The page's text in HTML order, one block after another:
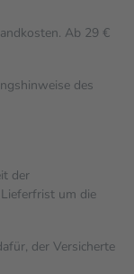
Ab 29 €
des
der
um die
der Versicherte